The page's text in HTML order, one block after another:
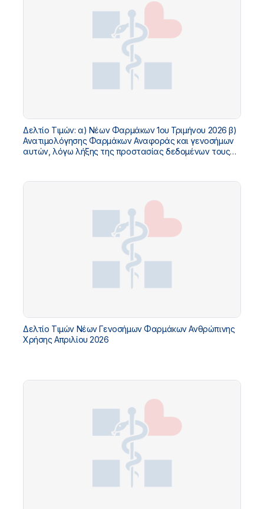
Δελτίο Τιμών: α) Νέων Φαρμάκων 1ου Τριμήνου 2026 β)
Ανατιμολόγησης Φαρμάκων Αναφοράς και γενοσήμων
αυτών, λόγω λήξης της προστασίας δεδομένων τους
Δελτίο Τιμών Νέων Γενοσήμων Φαρμάκων Ανθρώπινης
Χρήσης Απριλίου 2026